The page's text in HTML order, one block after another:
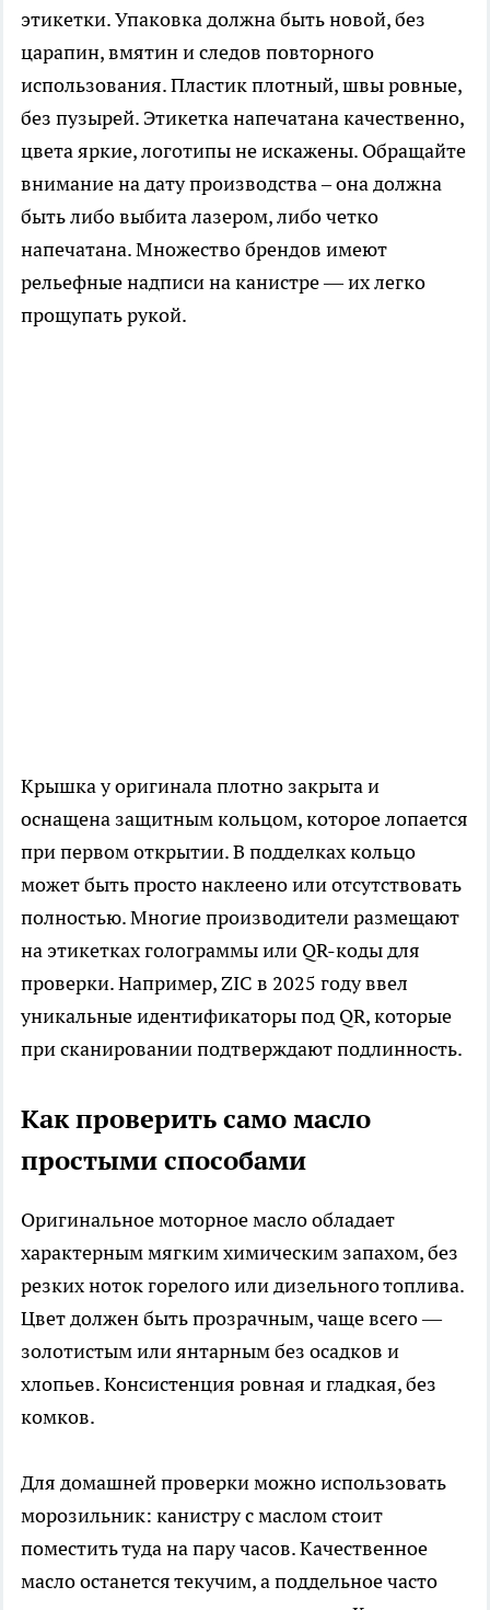
этикетки. Упаковка должна быть новой, без
царапин, вмятин и следов повторного
использования. Пластик плотный, швы ровные,
без пузырей. Этикетка напечатана качественно,
цвета яркие, логотипы не искажены. Обращайте
внимание на дату производства – она должна
быть либо выбита лазером, либо четко
напечатана. Множество брендов имеют
рельефные надписи на канистре — их легко
прощупать рукой.
Крышка у оригинала плотно закрыта и
оснащена защитным кольцом, которое лопается
при первом открытии. В подделках кольцо
может быть просто наклеено или отсутствовать
полностью. Многие производители размещают
на этикетках голограммы или QR-коды для
проверки. Например, ZIC в 2025 году ввел
уникальные идентификаторы под QR, которые
при сканировании подтверждают подлинность.
Как проверить само масло
простыми способами
Оригинальное моторное масло обладает
характерным мягким химическим запахом, без
резких ноток горелого или дизельного топлива.
Цвет должен быть прозрачным, чаще всего —
золотистым или янтарным без осадков и
хлопьев. Консистенция ровная и гладкая, без
комков.
Для домашней проверки можно использовать
морозильник: канистру с маслом стоит
поместить туда на пару часов. Качественное
масло останется текучим, а поддельное часто